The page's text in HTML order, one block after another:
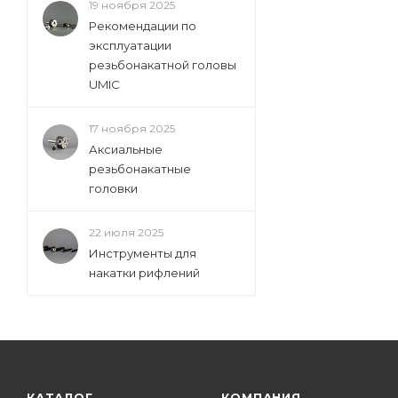
19 ноября 2025
Рекомендации по
эксплуатации
резьбонакатной головы
UMIC
17 ноября 2025
Аксиальные
резьбонакатные
головки
22 июля 2025
Инструменты для
накатки рифлений